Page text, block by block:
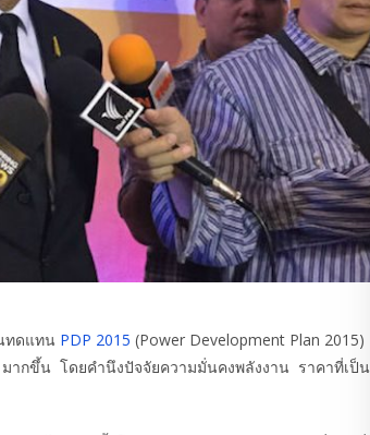
ทดแทน PDP 2015 (Power Development Plan 2015)
ากขึ้น โดยคำนึงปัจจัยความมั่นคงพลังงาน ราคาที่เป็น